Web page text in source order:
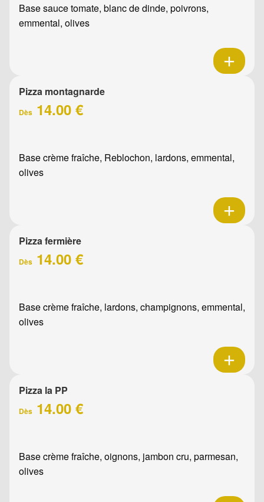
Base sauce tomate, blanc de dinde, poivrons,
emmental, olives
Pizza montagnarde
Dès 14.00 €
Base crème fraîche, Reblochon, lardons, emmental,
olives
Pizza fermière
Dès 14.00 €
Base crème fraîche, lardons, champignons, emmental,
olives
Pizza la PP
Dès 14.00 €
Base crème fraîche, oignons, jambon cru, parmesan,
olives